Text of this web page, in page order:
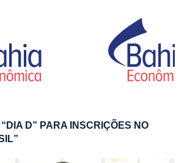
D” PARA INSCRIÇÕES NO